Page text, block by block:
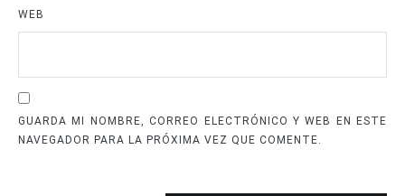
WEB
GUARDA MI NOMBRE, CORREO ELECTRÓNICO Y WEB EN ESTE
NAVEGADOR PARA LA PRÓXIMA VEZ QUE COMENTE.